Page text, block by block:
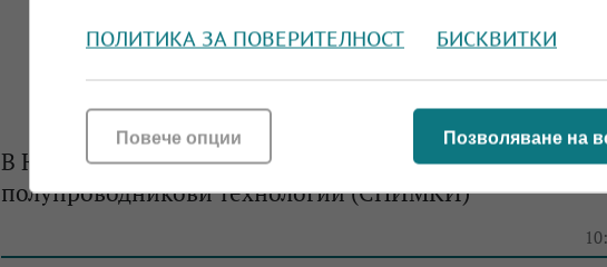
В Южна Корея започна най-мащабното изложение за
полупроводникови технологии (СНИМКИ)
ПОЛИТИКА ЗА ПОВЕРИТЕЛНОСТ БИСКВИТКИ
Позволяване на
Повече опции